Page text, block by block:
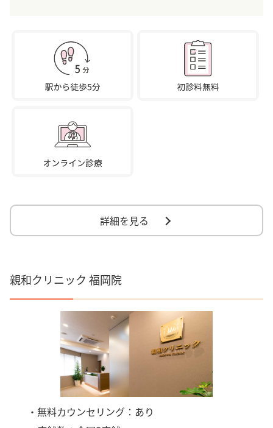
詳細を見る
親和クリニック 福岡院
・無料カウンセリング：あり